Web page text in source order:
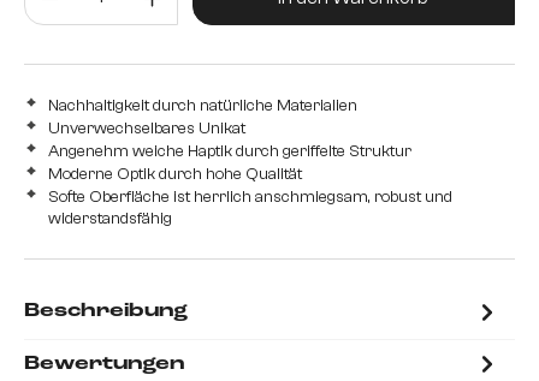
Nachhaltigkeit durch natürliche Materialien
Unverwechselbares Unikat
Angenehm weiche Haptik durch geriffelte Struktur
Moderne Optik durch hohe Qualität
Softe Oberfläche ist herrlich anschmiegsam, robust und
widerstandsfähig
Beschreibung
Bewertungen